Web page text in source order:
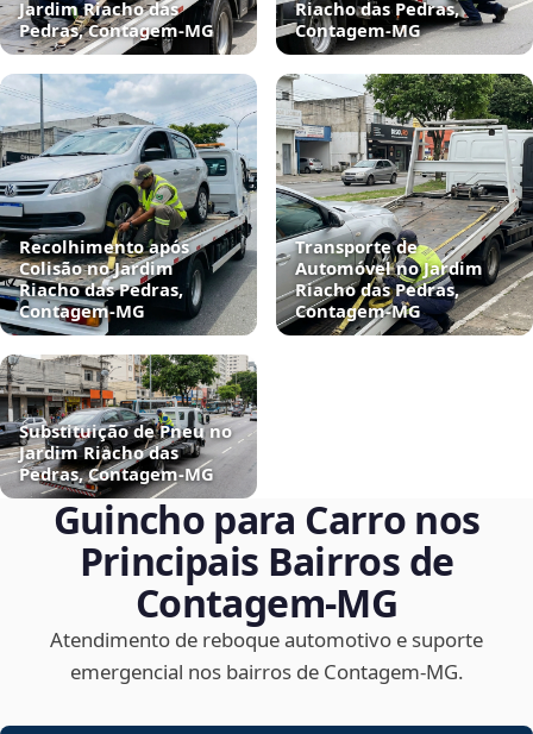
Jardim Riacho das
Pedras, Contagem‑MG
Riacho das Pedras,
Contagem‑MG
Recolhimento após
Colisão no Jardim
Riacho das Pedras,
Contagem‑MG
Transporte de
Automóvel no Jardim
Riacho das Pedras,
Contagem‑MG
Substituição de Pneu no
Jardim Riacho das
Pedras, Contagem‑MG
Guincho para Carro nos
Principais Bairros de
Contagem‑MG
Atendimento de reboque automotivo e suporte
emergencial nos bairros de Contagem‑MG.